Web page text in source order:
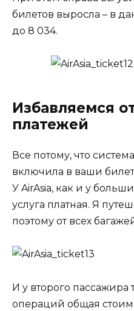
билетов выросла – в
до 8 034.
Избавляемся
платежей
Все потому, что
включила в ваши
У AirAsia, как и у
услуга платная. Я
поэтому от всех
И у второго пассажира
операций общая